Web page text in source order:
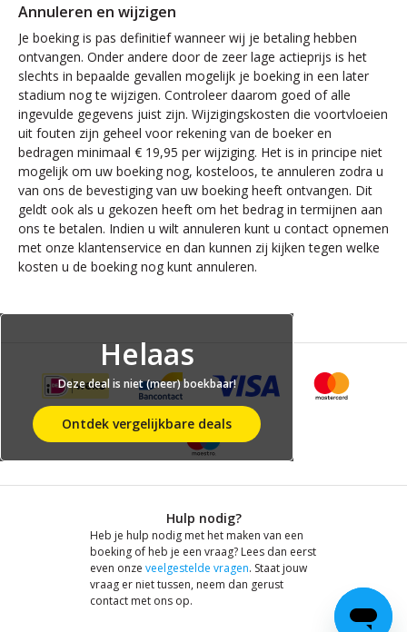
Annuleren en wijzigen
Je boeking is pas definitief wanneer wij je betaling hebben
ontvangen. Onder andere door de zeer lage actieprijs is het
slechts in bepaalde gevallen mogelijk je boeking in een later
stadium nog te wijzigen. Controleer daarom goed of alle
ingevulde gegevens juist zijn. Wijzigingskosten die voortvloeien
uit fouten zijn geheel voor rekening van de boeker en
bedragen minimaal € 19,95 per wijziging. Het is in principe niet
mogelijk om uw boeking nog, kosteloos, te annuleren zodra u
van ons de bevestiging van uw boeking heeft ontvangen. Dit
geldt ook als u gekozen heeft om het bedrag in termijnen aan
ons te betalen. Indien u wilt annuleren kunt u contact opnemen
met onze klantenservice en dan kunnen zij kijken tegen welke
kosten u de boeking nog kunt annuleren.
Helaas
Deze deal is niet (meer) boekbaar!
Ontdek vergelijkbare deals
Hulp nodig?
Heb je hulp nodig met het maken van een
boeking of heb je een vraag? Lees dan eerst
even onze veelgestelde vragen. Staat jouw
vraag er niet tussen, neem dan gerust
contact met ons op.